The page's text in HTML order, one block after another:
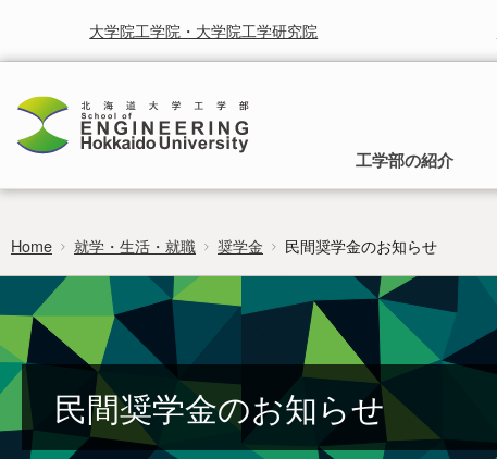
大学院工学院・大学院工学研究院
工学部の紹介
工学部の理念
北海道大学工学部は，人類の生活をより快適に，より豊かに
することを使命として取り組まれるべき学問としての工学を
通じて社会に貢献することを基本理念としています。
入学から卒業までのご案内
入試の種類と募集方法，入学後の所属と工
学部への移行，卒業後の進路についてご案
内します。
フロンティア入試
編入学・学士入学募集要項
過去の試験問題
就学と授業に関する情報
時間割
行事予定
カリキュラムマップ
卒業論文
証明書のご請求・発行
お知らせ
受賞
広報
研究・産学連携
北海道大学研究シーズ集
研究者総覧システム
researchmap
Home 就学・生活・就職 奨学金 民間奨学金のお知らせ
民間奨学金のお知らせ